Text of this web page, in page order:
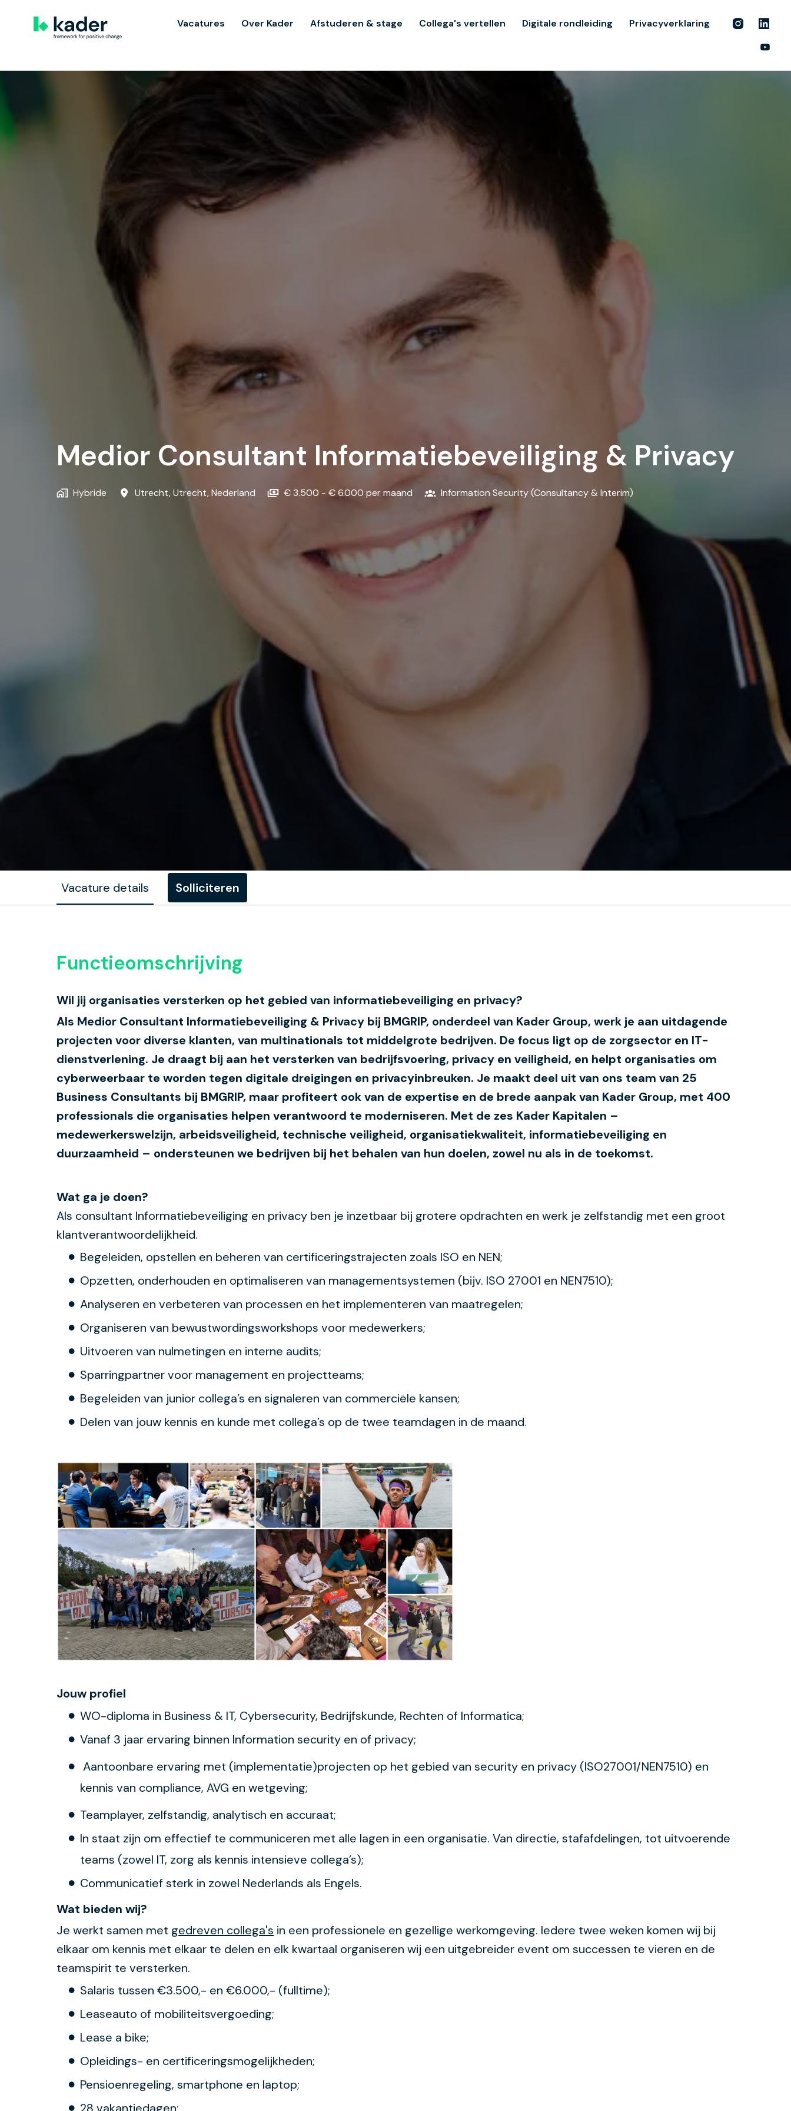
Homepagina Vacatures Over Kader Afstuderen & stage Collega's vertellen Digitale rondleiding Privacyverklaring
Medior Consultant Informatiebeveiliging & Privacy
Hybride Utrecht,Utrecht,Nederland € 3.500 - € 6.000 per maand Information Security (Consultancy & Interim)
Vacature details Solliciteren
Functieomschrijving
Wil jij organisaties versterken op het gebied van informatiebeveiliging en privacy?
Als Medior Consultant Informatiebeveiliging & Privacy bij BMGRIP, onderdeel van Kader Group, werk je aan uitdagende
projecten voor diverse klanten, van multinationals tot middelgrote bedrijven. De focus ligt op de zorgsector en IT-
dienstverlening. Je draagt bij aan het versterken van bedrijfsvoering, privacy en veiligheid, en helpt organisaties om
cyberweerbaar te worden tegen digitale dreigingen en privacyinbreuken. Je maakt deel uit van ons team van 25
Business Consultants bij BMGRIP, maar profiteert ook van de expertise en de brede aanpak van Kader Group, met 400
professionals die organisaties helpen verantwoord te moderniseren. Met de zes Kader Kapitalen –
medewerkerswelzijn, arbeidsveiligheid, technische veiligheid, organisatiekwaliteit, informatiebeveiliging en
duurzaamheid – ondersteunen we bedrijven bij het behalen van hun doelen, zowel nu als in de toekomst.
Wat ga je doen?
Als consultant Informatiebeveiliging en privacy ben je inzetbaar bij grotere opdrachten en werk je zelfstandig met een groot
klantverantwoordelijkheid.
Begeleiden, opstellen en beheren van certificeringstrajecten zoals ISO en NEN;
Opzetten, onderhouden en optimaliseren van managementsystemen (bijv. ISO 27001 en NEN7510);
Analyseren en verbeteren van processen en het implementeren van maatregelen;
Organiseren van bewustwordingsworkshops voor medewerkers;
Uitvoeren van nulmetingen en interne audits;
Sparringpartner voor management en projectteams;
Begeleiden van junior collega’s en signaleren van commerciële kansen;
Delen van jouw kennis en kunde met collega’s op de twee teamdagen in de maand.
Jouw profiel
WO-diploma in Business & IT, Cybersecurity, Bedrijfskunde, Rechten of Informatica;
Vanaf 3 jaar ervaring binnen Information security en of privacy;
Aantoonbare ervaring met (implementatie)projecten op het gebied van security en privacy (ISO27001/NEN7510) en
kennis van compliance, AVG en wetgeving;
Teamplayer, zelfstandig, analytisch en accuraat;
In staat zijn om effectief te communiceren met alle lagen in een organisatie. Van directie, stafafdelingen, tot uitvoerende
teams (zowel IT, zorg als kennis intensieve collega’s);
Communicatief sterk in zowel Nederlands als Engels.
Wat bieden wij?
Je werkt samen met gedreven collega's in een professionele en gezellige werkomgeving. Iedere twee weken komen wij bij
elkaar om kennis met elkaar te delen en elk kwartaal organiseren wij een uitgebreider event om successen te vieren en de
teamspirit te versterken.
Salaris tussen €3.500,- en €6.000,- (fulltime);
Leaseauto of mobiliteitsvergoeding;
Lease a bike;
Opleidings- en certificeringsmogelijkheden;
Pensioenregeling, smartphone en laptop;